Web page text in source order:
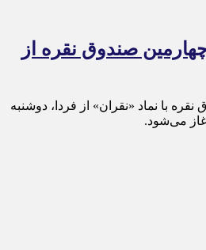
صندوق نقره از
با نماد «نقران» از فردا، دوشنبه